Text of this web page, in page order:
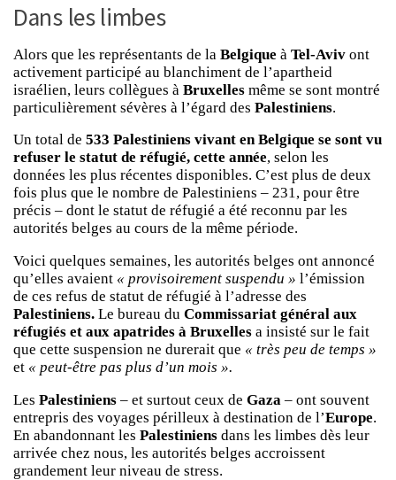
Dans les limbes
Alors que les représentants de la Belgique à Tel-Aviv ont
activement participé au blanchiment de l’apartheid
israélien, leurs collègues à Bruxelles même se sont montré
particulièrement sévères à l’égard des Palestiniens.
Un total de 533 Palestiniens vivant en Belgique se sont vu
refuser le statut de réfugié, cette année, selon les
données les plus récentes disponibles. C’est plus de deux
fois plus que le nombre de Palestiniens – 231, pour être
précis – dont le statut de réfugié a été reconnu par les
autorités belges au cours de la même période.
Voici quelques semaines, les autorités belges ont annoncé
qu’elles avaient « provisoirement suspendu » l’émission
de ces refus de statut de réfugié à l’adresse des
Palestiniens. Le bureau du Commissariat général aux
réfugiés et aux apatrides à Bruxelles a insisté sur le fait
que cette suspension ne durerait que « très peu de temps »
et « peut-être pas plus d’un mois ».
Les Palestiniens – et surtout ceux de Gaza – ont souvent
entrepris des voyages périlleux à destination de l’Europe.
En abandonnant les Palestiniens dans les limbes dès leur
arrivée chez nous, les autorités belges accroissent
grandement leur niveau de stress.